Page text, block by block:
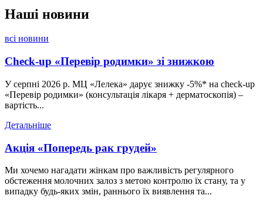
Наші новини
всі новини
Check-up «Перевір родимки» зі знижкою
У серпні 2026 р. МЦ «Лелека» дарує знижку -5%* на check-up
«Перевір родимки» (консультація лікаря + дерматоскопія) –
вартість...
Детальніше
Акція «Попередь рак грудей»
Ми хочемо нагадати жінкам про важливість регулярного
обстеження молочних залоз з метою контролю їх стану, та у
випадку будь-яких змін, раннього їх виявлення та...